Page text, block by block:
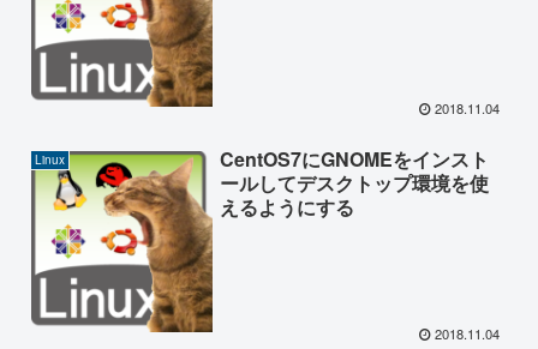
2018.11.04
Linux
CentOS7にGNOMEをインスト
ールしてデスクトップ環境を使
えるようにする
2018.11.04